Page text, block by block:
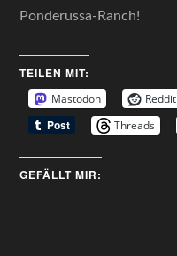
Ponderussa-Ranch!
TEILEN MIT:
Mastodon Reddit
Threads
GEFÄLLT MIR: